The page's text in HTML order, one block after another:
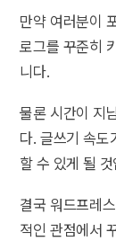
만약 여러분이
로그를 꾸준히
니다.
물론 시간이 지
다. 글쓰기 속도
할 수 있게 될
결국 워드프레
적인 관점에서